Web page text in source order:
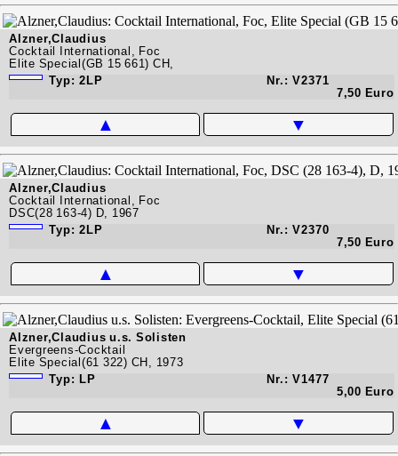
Alzner,Claudius
Cocktail International, Foc
Elite Special(GB 15 661) CH,
Typ: 2LP
Nr.: V2371
7,50 Euro
▲ ▼
Alzner,Claudius
Cocktail International, Foc
DSC(28 163-4) D, 1967
Typ: 2LP
Nr.: V2370
7,50 Euro
▲ ▼
Alzner,Claudius u.s. Solisten
Evergreens-Cocktail
Elite Special(61 322) CH, 1973
Typ: LP
Nr.: V1477
5,00 Euro
▲ ▼